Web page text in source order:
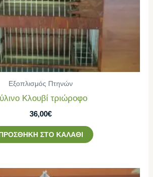
Εξοπλισμός Πτηνών
Κλουβί τριώροφο
36,00€
ΣΤΟ ΚΑΛΆΘΙ